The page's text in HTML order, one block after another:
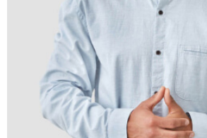
Monia Zillan